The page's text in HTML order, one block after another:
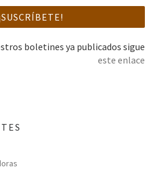
boletines ya publicados sigue
este enlace